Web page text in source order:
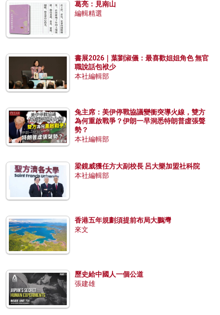
葛亮：見南山
編輯精選
書展2026｜葉劉淑儀：最喜歡姐姐角色 無官
職說話包袱少
本社編輯部
兔主席：美伊停戰協議變衝突導火線，雙方
為何重啟戰爭？伊朗一早洞悉特朗普虛張聲
勢？
本社編輯部
梁鏡威獲任方大副校長 呂大樂加盟社科院
本社編輯部
香港五年規劃須提前布局大鵬灣
來文
歷史給中國人一個公道
張建雄